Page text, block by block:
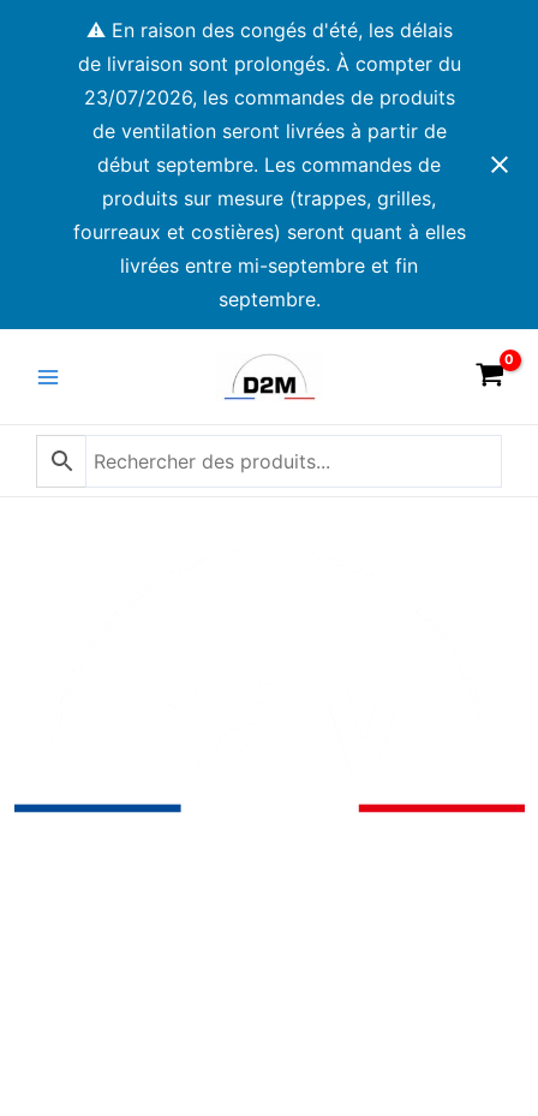
⚠️ En raison des congés d'été, les délais
de livraison sont prolongés. À compter du
23/07/2026, les commandes de produits
de ventilation seront livrées à partir de
début septembre. Les commandes de
produits sur mesure (trappes, grilles,
fourreaux et costières) seront quant à elles
livrées entre mi-septembre et fin
septembre.